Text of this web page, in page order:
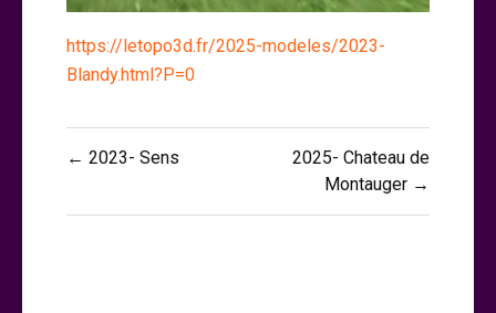
https://letopo3d.fr/2025-modeles/2023-
Blandy.html?P=0
Navigation
← 2023- Sens
2025- Chateau de
Montauger →